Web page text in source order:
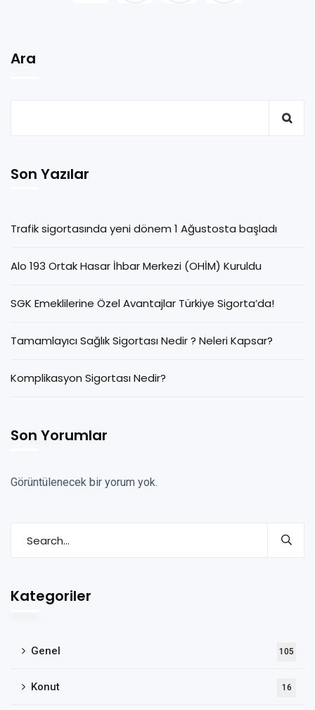
Ara
Son Yazılar
Trafik sigortasında yeni dönem 1 Ağustosta başladı
Alo 193 Ortak Hasar İhbar Merkezi (OHİM) Kuruldu
SGK Emeklilerine Özel Avantajlar Türkiye Sigorta’da!
Tamamlayıcı Sağlık Sigortası Nedir ? Neleri Kapsar?
Komplikasyon Sigortası Nedir?
Son Yorumlar
Görüntülenecek bir yorum yok.
Kategoriler
Genel 105
Konut 16